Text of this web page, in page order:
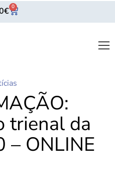
€ 0
trienal da
– ONLINE